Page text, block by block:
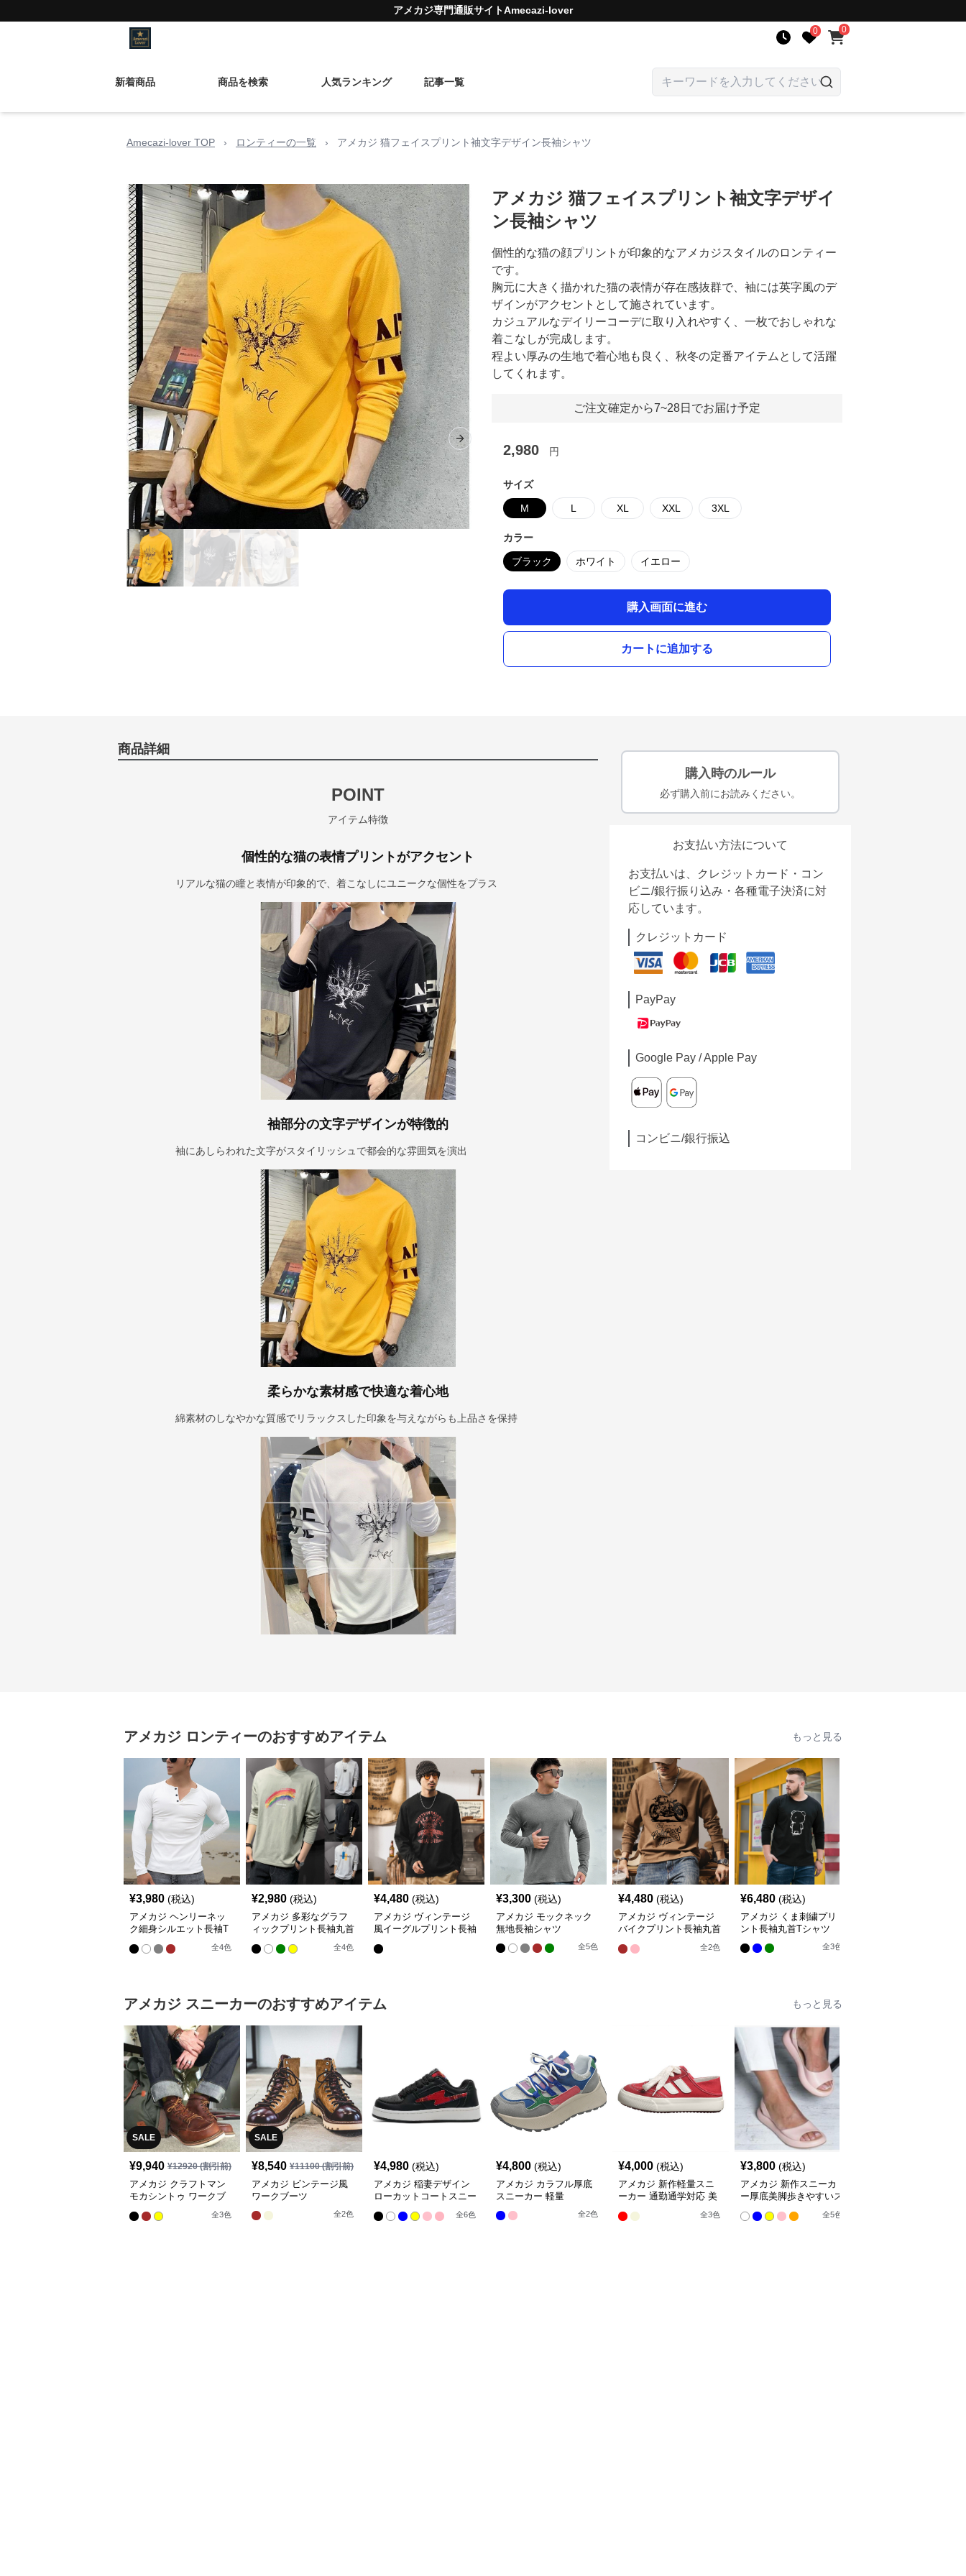
アメカジ専門通販サイトAmecazi-lover
0 0
新着商品 商品を検索 人気ランキング 記事一覧
Amecazi-lover TOP › ロンティーの一覧 › アメカジ 猫フェイスプリント袖文字デザイン長袖シャツ
Previous slide Next slide
アメカジ 猫フェイスプリント袖文字デザイ
ン長袖シャツ
個性的な猫の顔プリントが印象的なアメカジスタイルのロンティー
です。
胸元に大きく描かれた猫の表情が存在感抜群で、袖には英字風のデ
ザインがアクセントとして施されています。
カジュアルなデイリーコーデに取り入れやすく、一枚でおしゃれな
着こなしが完成します。
程よい厚みの生地で着心地も良く、秋冬の定番アイテムとして活躍
してくれます。
ご注文確定から7~28日でお届け予定
2,980 円
サイズ
M L XL XXL 3XL
カラー
ブラック ホワイト イエロー
購入画面に進む
カートに追加する
商品詳細
POINT
アイテム特徴
個性的な猫の表情プリントがアクセント
リアルな猫の瞳と表情が印象的で、着こなしにユニークな個性をプラス
袖部分の文字デザインが特徴的
袖にあしらわれた文字がスタイリッシュで都会的な雰囲気を演出
柔らかな素材感で快適な着心地
綿素材のしなやかな質感でリラックスした印象を与えながらも上品さを保持
購入時のルール
必ず購入前にお読みください。
お支払い方法について
お支払いは、クレジットカード・コン
ビニ/銀行振り込み・各種電子決済に対
応しています。
クレジットカード
PayPay
Google Pay / Apple Pay
コンビニ/銀行振込
アメカジ ロンティーのおすすめアイテム もっと見る
¥3,980 (税込)
アメカジ ヘンリーネッ
ク細身シルエット長袖T
全4色
¥2,980 (税込)
アメカジ 多彩なグラフ
ィックプリント長袖丸首
全4色
¥4,480 (税込)
アメカジ ヴィンテージ
風イーグルプリント長袖
¥3,300 (税込)
アメカジ モックネック
無地長袖シャツ
全5色
¥4,480 (税込)
アメカジ ヴィンテージ
バイクプリント長袖丸首
全2色
¥6,480 (税込)
アメカジ くま刺繍プリ
ント長袖丸首Tシャツ
全3色
アメカジ スニーカーのおすすめアイテム もっと見る
SALE
¥9,940 ¥12920(割引前)
アメカジ クラフトマン
モカシントゥ ワークブ
全3色
SALE
¥8,540 ¥11100(割引前)
アメカジ ビンテージ風
ワークブーツ
全2色
¥4,980 (税込)
アメカジ 稲妻デザイン
ローカットコートスニー
全6色
¥4,800 (税込)
アメカジ カラフル厚底
スニーカー 軽量
全2色
¥4,000 (税込)
アメカジ 新作軽量スニ
ーカー 通勤通学対応 美
全3色
¥3,800 (税込)
アメカジ 新作スニーカ
ー厚底美脚歩きやすいス
全5色